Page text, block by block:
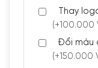
Thay
(+100.000
Đổi màu
(+150.000